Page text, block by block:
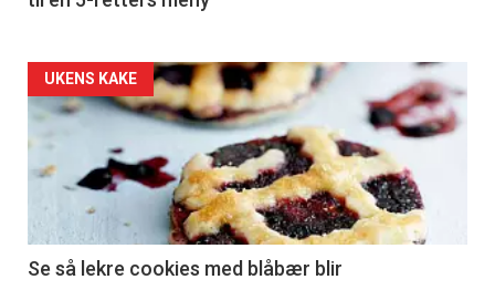
Forsiden
akkurat
nå
6
UKENS KAKE
Se så lekre cookies med blåbær blir